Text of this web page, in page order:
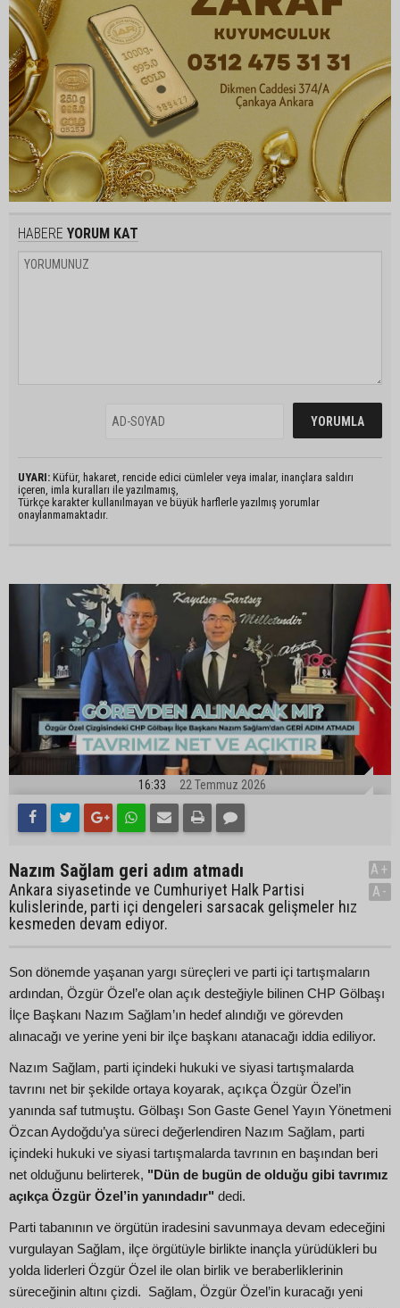
HABERE YORUM KAT
UYARI: Küfür, hakaret, rencide edici cümleler veya imalar, inançlara saldırı
içeren, imla kuralları ile yazılmamış,
Türkçe karakter kullanılmayan ve büyük harflerle yazılmış yorumlar
onaylanmamaktadır.
16:33 22 Temmuz 2026
Nazım Sağlam geri adım atmadı
Ankara siyasetinde ve Cumhuriyet Halk Partisi
kulislerinde, parti içi dengeleri sarsacak gelişmeler hız
kesmeden devam ediyor.
A+
A-
Son dönemde yaşanan yargı süreçleri ve parti içi tartışmaların
ardından, Özgür Özel’e olan açık desteğiyle bilinen CHP Gölbaşı
İlçe Başkanı Nazım Sağlam’ın hedef alındığı ve görevden
alınacağı ve yerine yeni bir ilçe başkanı atanacağı iddia ediliyor.
Nazım Sağlam, parti içindeki hukuki ve siyasi tartışmalarda
tavrını net bir şekilde ortaya koyarak, açıkça Özgür Özel’in
yanında saf tutmuştu. Gölbaşı Son Gaste Genel Yayın Yönetmeni
Özcan Aydoğdu’ya süreci değerlendiren Nazım Sağlam, parti
içindeki hukuki ve siyasi tartışmalarda tavrının en başından beri
net olduğunu belirterek, "Dün de bugün de olduğu gibi tavrımız
açıkça Özgür Özel’in yanındadır" dedi.
Parti tabanının ve örgütün iradesini savunmaya devam edeceğini
vurgulayan Sağlam, ilçe örgütüyle birlikte inançla yürüdükleri bu
yolda liderleri Özgür Özel ile olan birlik ve beraberliklerinin
süreceğinin altını çizdi. Sağlam, Özgür Özel’in kuracağı yeni